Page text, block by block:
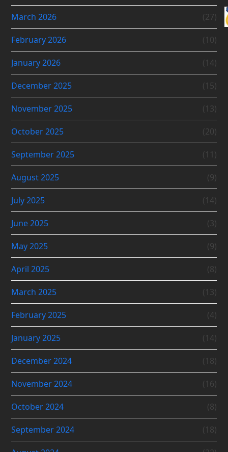
March 2026 (27)
February 2026 (10)
January 2026 (14)
December 2025 (15)
November 2025 (13)
October 2025 (20)
September 2025 (11)
August 2025 (9)
July 2025 (14)
June 2025 (3)
May 2025 (9)
April 2025 (8)
March 2025 (13)
February 2025 (4)
January 2025 (14)
December 2024 (18)
November 2024 (16)
October 2024 (8)
September 2024 (18)